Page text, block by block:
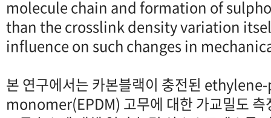
molecule chain and formation of
than the crosslink density variation
influence on such changes in
본 연구에서는 카본블랙이 충전된
monomer(EPDM) 고무에 대한 가교밀도 측